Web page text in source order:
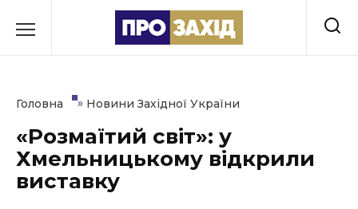
до
Культура
Освіта
Головна » Новини Західної України
«Розмаїтий світ»: у
Хмельницькому відкрили
виставку